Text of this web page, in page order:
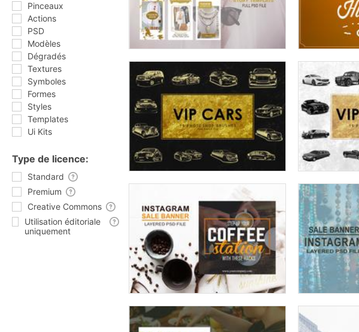
Pinceaux
Actions
PSD
Modèles
Dégradés
Textures
Symboles
Formes
Styles
Templates
Ui Kits
Type de licence:
Standard
Premium
Creative Commons
Utilisation éditoriale
uniquement